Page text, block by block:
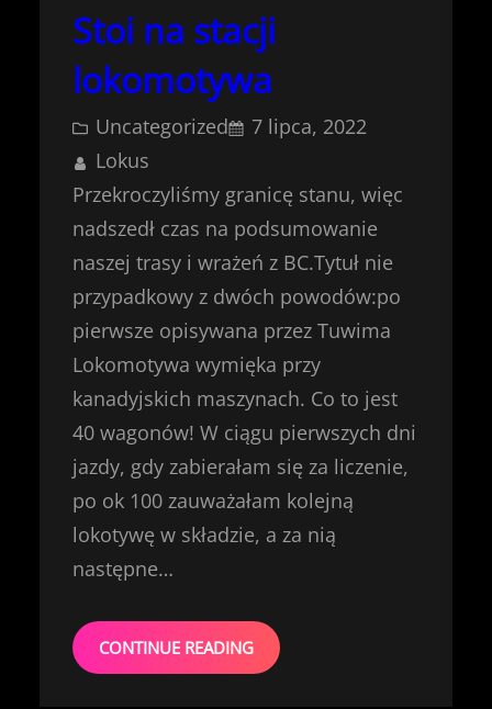
Stoi na stacji
lokomotywa
Uncategorized
7 lipca, 2022
Lokus
Przekroczyliśmy granicę stanu, więc
nadszedł czas na podsumowanie
naszej trasy i wrażeń z BC.Tytuł nie
przypadkowy z dwóch powodów:po
pierwsze opisywana przez Tuwima
Lokomotywa wymięka przy
kanadyjskich maszynach. Co to jest
40 wagonów! W ciągu pierwszych dni
jazdy, gdy zabierałam się za liczenie,
po ok 100 zauważałam kolejną
lokotywę w składzie, a za nią
następne…
CONTINUE READING